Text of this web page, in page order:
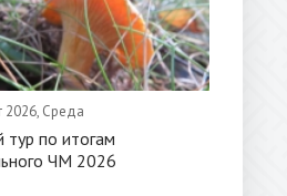
2026, Среда
тур по итогам
ЧМ 2026